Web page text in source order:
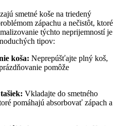
smetné koše na triedený
zápachu a nečistôt, ktoré
týchto neprijemností je
tipov:
koša: Neprepúšťajte plný koš,
pomôže
Vkladajte do smetného
pomáhajú absorbovať zápach a